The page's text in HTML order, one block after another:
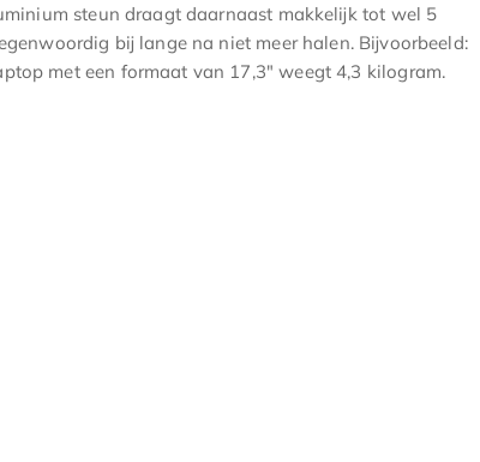
steun draagt daarnaast makkelijk tot wel 5
bij lange na niet meer halen. Bijvoorbeeld:
met een formaat van 17,3" weegt 4,3 kilogram.